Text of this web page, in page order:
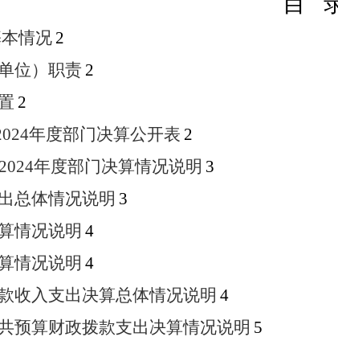
情况 2
位）职责 2
2
年度部门决算公开表 2
2024年度部门决算情况说明 3
总体情况说明 3
情况说明 4
情况说明 4
收入支出决算总体情况说明 4
预算财政拨款支出决算情况说明 5